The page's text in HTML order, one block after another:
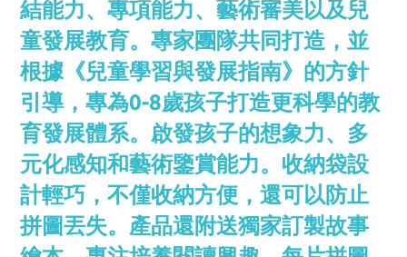
結能力、專項能力、藝術審美以及兒
童發展教育。專家團隊共同打造，並
根據《兒童學習與發展指南》的方針
引導，專為0-8歲孩子打造更科學的教
育發展體系。啟發孩子的想象力、多
元化感知和藝術鑒賞能力。收納袋設
計輕巧，不僅收納方便，還可以防止
拼圖丟失。產品還附送獨家訂製故事